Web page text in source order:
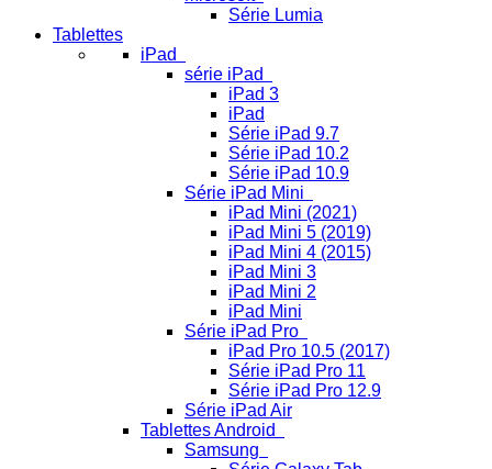
Série Lumia
Tablettes
iPad
série iPad
iPad 3
iPad
Série iPad 9.7
Série iPad 10.2
Série iPad 10.9
Série iPad Mini
iPad Mini (2021)
iPad Mini 5 (2019)
iPad Mini 4 (2015)
iPad Mini 3
iPad Mini 2
iPad Mini
Série iPad Pro
iPad Pro 10.5 (2017)
Série iPad Pro 11
Série iPad Pro 12.9
Série iPad Air
Tablettes Android
Samsung